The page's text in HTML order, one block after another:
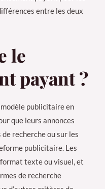
entre les deux
le
payant ?
publicitaire en
que leurs annonces
recherche ou sur les
publicitaire. Les
texte ou visuel, et
de recherche